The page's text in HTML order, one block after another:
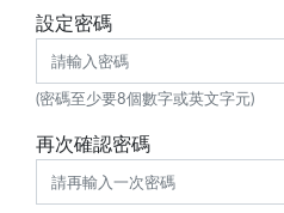
設定密碼
(密碼至少要8個數字或英文字元)
再次確認密碼